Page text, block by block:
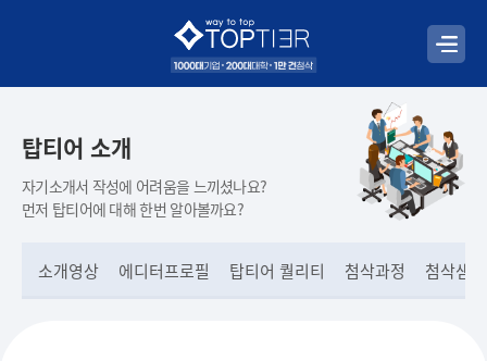
탑티어 소개
자기소개서 작성에 어려움을 느끼셨나요?
먼저 탑티어에 대해 한번 알아볼까요?
소개영상 에디터프로필 탑티어 퀄리티 첨삭과정 첨삭샘플